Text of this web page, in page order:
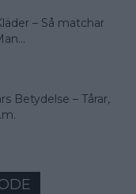
– Så matchar
Betydelse – Tårar,